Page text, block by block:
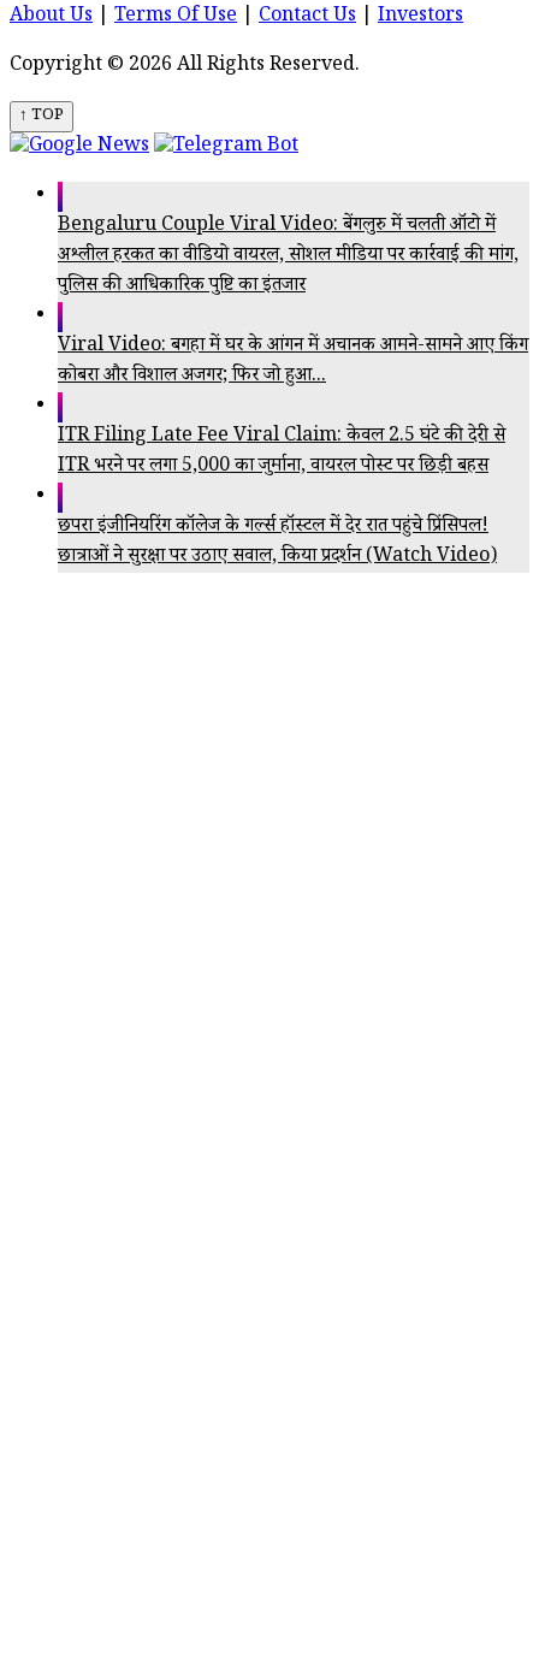
About Us Terms Of Use Contact Us
Investors
Copyright © 2026 All Rights Reserved.
↑ TOP
Bengaluru Couple Viral Video: बेंगलुरु में चलती ऑटो में
अश्लील हरकत का वीडियो वायरल, सोशल मीडिया पर कार्रवाई की मांग,
पुलिस की आधिकारिक पुष्टि का इंतजार
Viral Video: बगहा में घर के आंगन में अचानक आमने-सामने आए किंग
कोबरा और विशाल अजगर; फिर जो हुआ...
ITR Filing Late Fee Viral Claim: केवल 2.5 घंटे की देरी से
ITR भरने पर लगा ₹5,000 का जुर्माना, वायरल पोस्ट पर छिड़ी बहस
छपरा इंजीनियरिंग कॉलेज के गर्ल्स हॉस्टल में देर रात पहुंचे प्रिंसिपल!
छात्राओं ने सुरक्षा पर उठाए सवाल, किया प्रदर्शन (Watch Video)